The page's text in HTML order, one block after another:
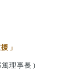
」
理事長）